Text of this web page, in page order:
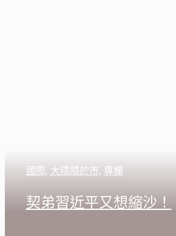
契弟習近平又想縮沙！
國際, 大隱隱於市, 專欄